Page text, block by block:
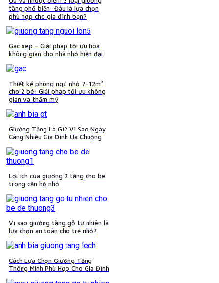
tầng phổ biến: Đâu là lựa chọn
phù hợp cho gia đình bạn?
Gác xép – Giải pháp tối ưu hóa
không gian cho nhà nhỏ hiện đại
Thiết kế phòng ngủ nhỏ 7–12m²
cho 2 bé: Giải pháp tối ưu không
gian và thẩm mỹ
Giường Tầng Là Gì? Vì Sao Ngày
Càng Nhiều Gia Đình Ưa Chuộng
Lợi ích của giường 2 tầng cho bé
trong căn hộ nhỏ
Vì sao giường tầng gỗ tự nhiên là
lựa chọn an toàn cho trẻ nhỏ?
Cách Lựa Chọn Giường Tầng
Thông Minh Phù Hợp Cho Gia Đình